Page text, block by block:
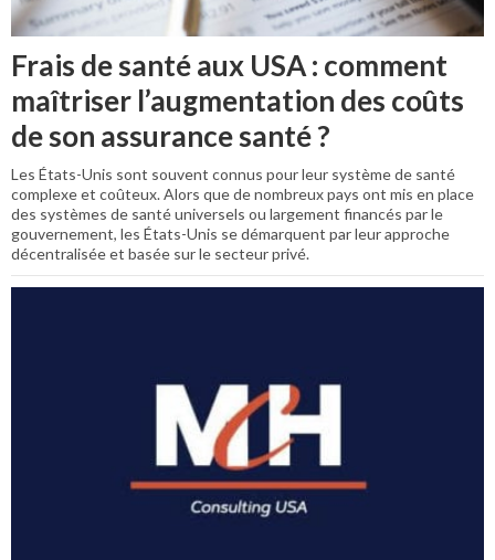
Frais de santé aux USA : comment
maîtriser l’augmentation des coûts
de son assurance santé ?
Les États-Unis sont souvent connus pour leur système de santé
complexe et coûteux. Alors que de nombreux pays ont mis en place
des systèmes de santé universels ou largement financés par le
gouvernement, les États-Unis se démarquent par leur approche
décentralisée et basée sur le secteur privé.